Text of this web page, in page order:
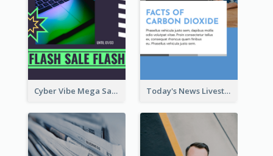
Cyber Vibe Mega Sale Instagram Stories Design Today's News Livestream Instagram Story